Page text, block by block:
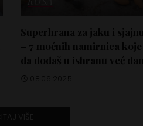
Superhrana za jaku i
– 7 moćnih namirnica
da dodaš u ishranu već